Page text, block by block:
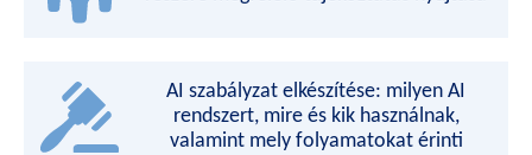
AI szabályzat elkészítése: milyen AI
rendszert, mire és kik használnak,
valamint mely folyamatokat érinti